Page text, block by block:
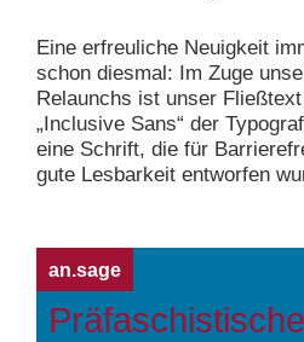
Eine erfreuliche Neuigkeit
schon diesmal: Im Zuge
Relaunchs ist unser
„Inclusive Sans“ der
eine Schrift, die für
gute Lesbarkeit entworfen
an.sage